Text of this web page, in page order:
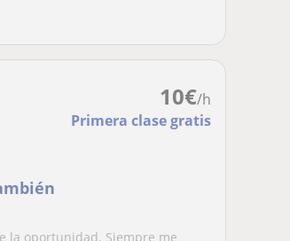
10€/h
Primera clase gratis
la oportunidad. Siempre me